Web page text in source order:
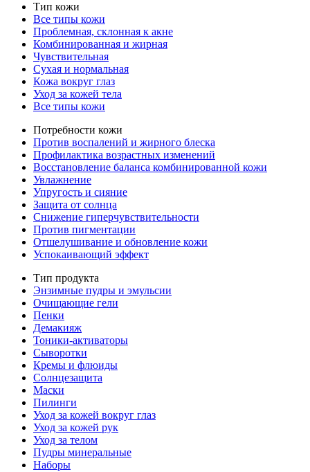
Тип кожи
Все типы кожи
Проблемная, склонная к акне
Комбинированная и жирная
Чувствительная
Сухая и нормальная
Кожа вокруг глаз
Уход за кожей тела
Все типы кожи
Потребности кожи
Против воспалений и жирного блеска
Профилактика возрастных изменений
Восстановление баланса комбинированной кожи
Увлажнение
Упругость и сияние
Защита от солнца
Снижение гиперчувствительности
Против пигментации
Отшелушивание и обновление кожи
Успокаивающий эффект
Тип продукта
Энзимные пудры и эмульсии
Очищающие гели
Пенки
Демакияж
Тоники-активаторы
Сыворотки
Кремы и флюиды
Солнцезащита
Маски
Пилинги
Уход за кожей вокруг глаз
Уход за кожей рук
Уход за телом
Пудры минеральные
Наборы